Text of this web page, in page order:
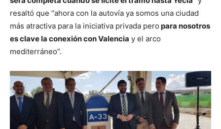
resaltó que “ahora con la autovía ya somos una ciudad
más atractiva para la iniciativa privada pero para nosotros
es clave la conexión con Valencia y el arco
mediterráneo”.